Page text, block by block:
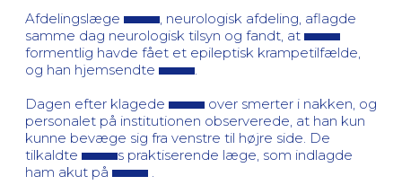
Afdelingslæge
, neurologisk afdeling, aflagde
samme dag neurologisk tilsyn og fandt, at
formentlig havde fået et epileptisk krampetilfælde,
og han hjemsendte
Dagen efter klagede
over smerter i nakken, og
personalet på institutionen observerede, at han kun
kunne bevæge sig fra venstre til højre side. De
tilkaldte
s praktiserende læge, som indlagde
ham akut på